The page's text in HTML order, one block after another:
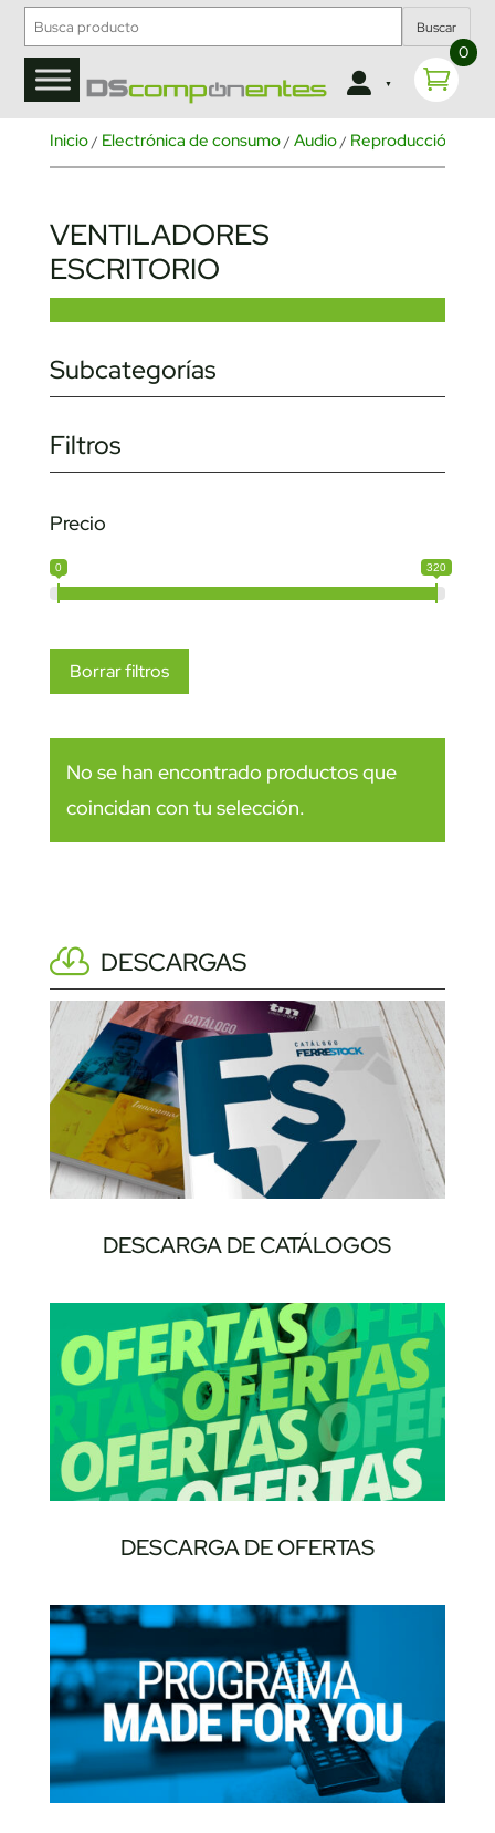
Buscar
0
Inicio/ Electrónica de consumo/ Audio/ Reproducción de
VENTILADORES
ESCRITORIO
Subcategorías
Filtros
Precio
0 320
Borrar filtros
No se han encontrado productos que
coincidan con tu selección.
DESCARGAS
DESCARGA DE CATÁLOGOS
DESCARGA DE OFERTAS